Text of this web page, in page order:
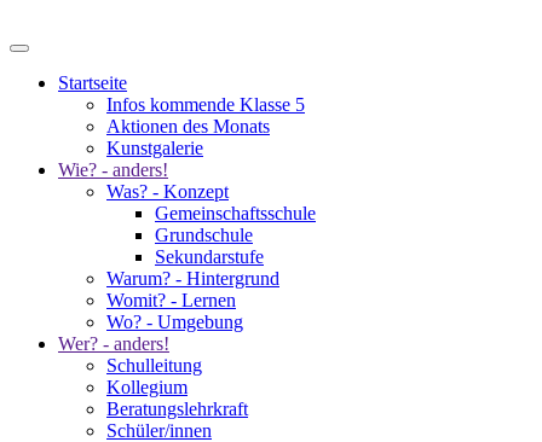
Startseite
Infos kommende Klasse 5
Aktionen des Monats
Kunstgalerie
Wie? - anders!
Was? - Konzept
Gemeinschaftsschule
Grundschule
Sekundarstufe
Warum? - Hintergrund
Womit? - Lernen
Wo? - Umgebung
Wer? - anders!
Schulleitung
Kollegium
Beratungslehrkraft
Schüler/innen